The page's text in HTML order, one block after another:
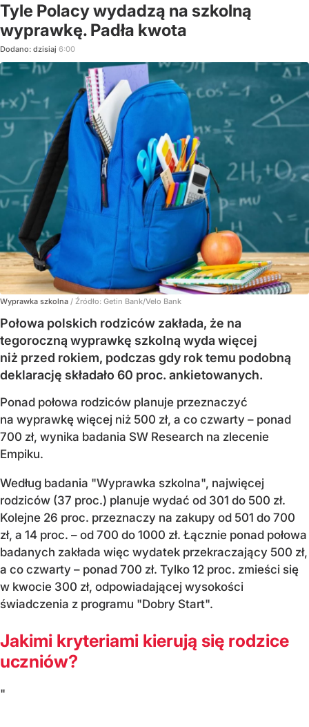
Tyle Polacy wydadzą na szkolną
wyprawkę. Padła kwota
Dodano: dzisiaj 6:00
Wyprawka szkolna / Źródło: Getin Bank/Velo Bank
Połowa polskich rodziców zakłada, że na
tegoroczną wyprawkę szkolną wyda więcej
niż przed rokiem, podczas gdy rok temu podobną
deklarację składało 60 proc. ankietowanych.
Ponad połowa rodziców planuje przeznaczyć
na wyprawkę więcej niż 500 zł, a co czwarty – ponad
700 zł, wynika badania SW Research na zlecenie
Empiku.
Według badania "Wyprawka szkolna", najwięcej
rodziców (37 proc.) planuje wydać od 301 do 500 zł.
Kolejne 26 proc. przeznaczy na zakupy od 501 do 700
zł, a 14 proc. – od 700 do 1000 zł. Łącznie ponad połowa
badanych zakłada więc wydatek przekraczający 500 zł,
a co czwarty – ponad 700 zł. Tylko 12 proc. zmieści się
w kwocie 300 zł, odpowiadającej wysokości
świadczenia z programu "Dobry Start".
Jakimi kryteriami kierują się rodzice
uczniów?
"